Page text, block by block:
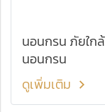
นอนกรน ภัยใก
นอนกรน
ดูเพิ่มเติม